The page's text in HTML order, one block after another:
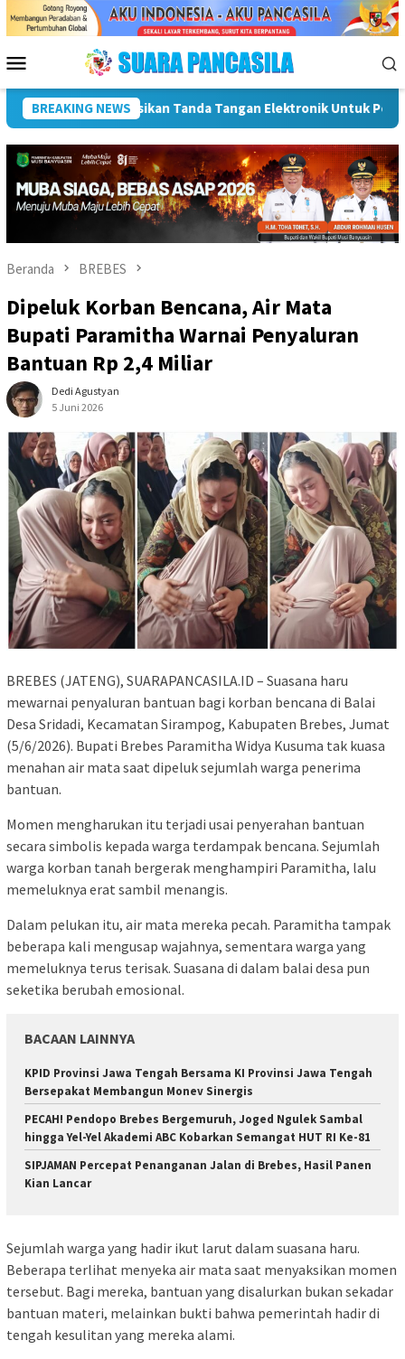
Menu
Mobile
BREAKING NEWS
Dorong UMKM Naik Kelas, Ratu Dewa Tekankan
Beranda BREBES
Dipeluk Korban Bencana, Air Mata
Bupati Paramitha Warnai Penyaluran
Bantuan Rp 2,4 Miliar
Dedi Agustyan
5 Juni 2026
BREBES (JATENG), SUARAPANCASILA.ID – Suasana haru
mewarnai penyaluran bantuan bagi korban bencana di Balai
Desa Sridadi, Kecamatan Sirampog, Kabupaten Brebes, Jumat
(5/6/2026). Bupati Brebes Paramitha Widya Kusuma tak kuasa
menahan air mata saat dipeluk sejumlah warga penerima
bantuan.
Momen mengharukan itu terjadi usai penyerahan bantuan
secara simbolis kepada warga terdampak bencana. Sejumlah
warga korban tanah bergerak menghampiri Paramitha, lalu
memeluknya erat sambil menangis.
Dalam pelukan itu, air mata mereka pecah. Paramitha tampak
beberapa kali mengusap wajahnya, sementara warga yang
memeluknya terus terisak. Suasana di dalam balai desa pun
seketika berubah emosional.
BACAAN LAINNYA
KPID Provinsi Jawa Tengah Bersama KI Provinsi Jawa Tengah
Bersepakat Membangun Monev Sinergis
PECAH! Pendopo Brebes Bergemuruh, Joged Ngulek Sambal
hingga Yel-Yel Akademi ABC Kobarkan Semangat HUT RI Ke-81
SIPJAMAN Percepat Penanganan Jalan di Brebes, Hasil Panen
Kian Lancar
Sejumlah warga yang hadir ikut larut dalam suasana haru.
Beberapa terlihat menyeka air mata saat menyaksikan momen
tersebut. Bagi mereka, bantuan yang disalurkan bukan sekadar
bantuan materi, melainkan bukti bahwa pemerintah hadir di
tengah kesulitan yang mereka alami.